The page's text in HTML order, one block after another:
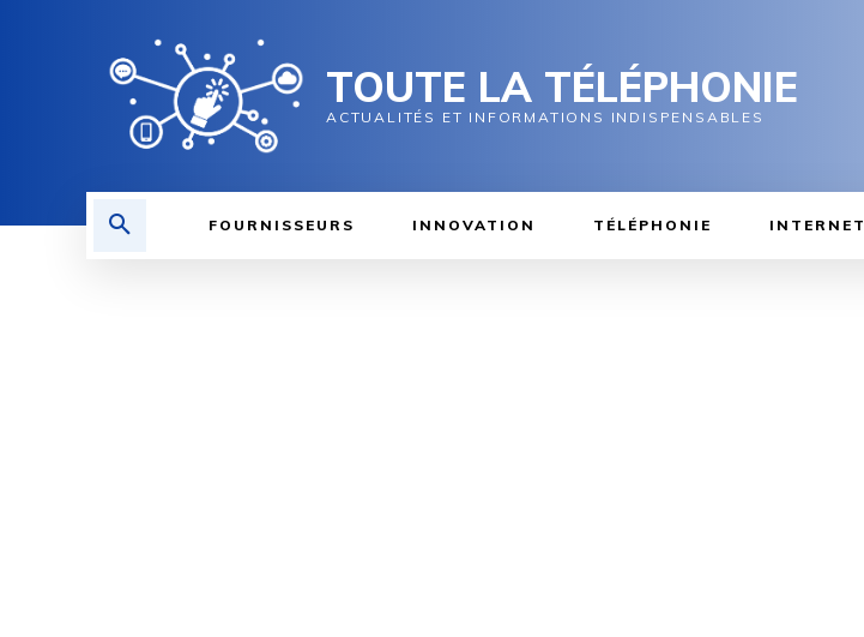
TOUTE LA TÉLÉPHONIE
ACTUALITÉS ET INFORMATIONS INDISPENSABLES
FOURNISSEURS INNOVATION TÉLÉPHONIE INTERNET